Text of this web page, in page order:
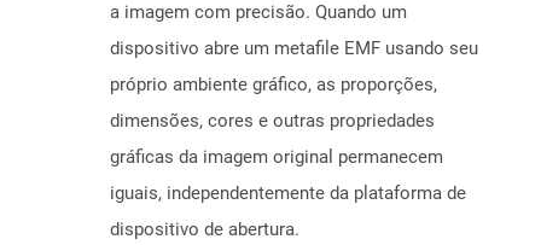
a imagem com precisão. Quando um
dispositivo abre um metafile EMF usando seu
próprio ambiente gráfico, as proporções,
dimensões, cores e outras propriedades
gráficas da imagem original permanecem
iguais, independentemente da plataforma de
dispositivo de abertura.